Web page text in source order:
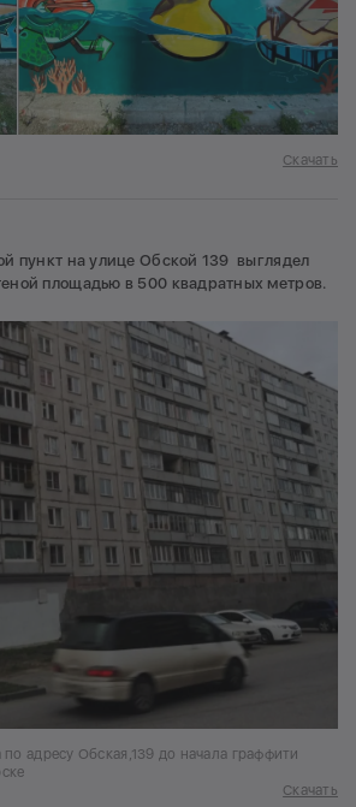
Скачать
пункт на улице Обской 139 выглядел
площадью в 500 квадратных метров.
адресу Обская,139 до начала граффити
Скачать